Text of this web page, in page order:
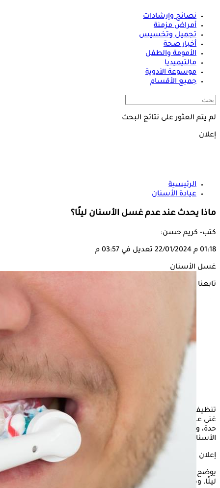
نصائح وإرشادات
أمراض مزمنة
تجميل وتخسيس
أخبار صحة
الأمومة والطفل
مالتيميديا
موسوعة الأدوية
جميع الأقسام
لم يتم العثور على نتائج البحث
إعلان
الرئيسية
عيادة الأسنان
ماذا يحدث عند عدم غسل الأسنان ليلًا؟
كتب- كريم حسن:
01:18 م 22/01/2024 تعديل في 03:57 م
غسل الأسنان
تابعنا على
تنظيف الأسنان بمجرد الاستيقاظ من النوم يعتبر عادة صحية لا
غنى عنها، للوقاية من تدهور الأسنان وأمراض اللثة والمخاطر الأكثر
حدة، والتي قد تصل إلى التأثير على صحة القلب، ولكن غسل
الأسنان ليلًا قبل النوم لا يقل أهمية، فما السبب؟
إعلان
يوضح "الكونسلتو" في السطور التالية، مخاطر عدم غسل الأسنان
ليلًا، وفقًا لما ذكره موقع "Health shots".